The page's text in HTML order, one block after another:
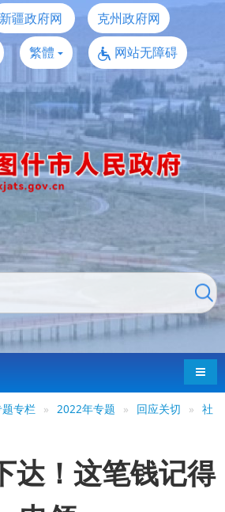
新疆政府网
克州政府网
繁體 网站无障碍
导航
专栏 » 2022年专题 » 回应关切 » 社
达！这笔钱记得